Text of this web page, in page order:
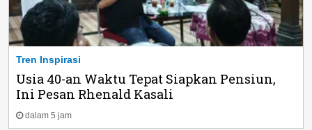
Tren Inspirasi
Usia 40-an Waktu Tepat Siapkan Pensiun,
Ini Pesan Rhenald Kasali
dalam 5 jam